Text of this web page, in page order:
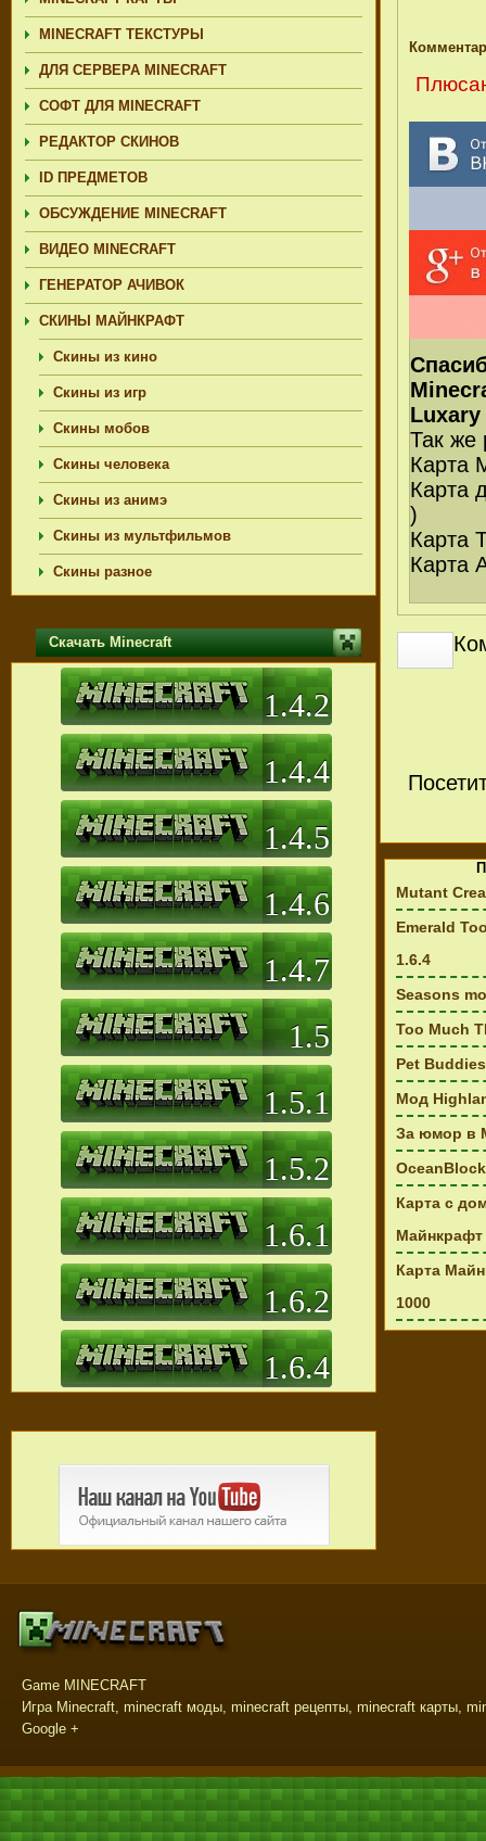
MINECRAFT ТЕКСТУРЫ
ДЛЯ СЕРВЕРА MINECRAFT
СОФТ ДЛЯ MINECRAFT
РЕДАКТОР СКИНОВ
ID ПРЕДМЕТОВ
ОБСУЖДЕНИЕ MINECRAFT
ВИДЕО MINECRAFT
ГЕНЕРАТОР АЧИВОК
СКИНЫ МАЙНКРАФТ
Скины из кино
Скины из игр
Скины мобов
Скины человека
Скины из анимэ
Скины из мультфильмов
Скины разное
Скачать Minecraft
1.4.2
1.4.4
1.4.5
1.4.6
1.4.7
1.5
1.5.1
1.5.2
1.6.1
1.6.2
1.6.4
Luxary
Так же
Карта
Карта
)
Карта
Карта
Mutant
Emerald
1.6.4
Seasons
Too Much
Pet
Мод
За юмор в
Карта с
Майнкрафт
Карта
1000
Game MINECRAFT
Игра Minecraft, minecraft моды, minecraft рецепты, minecraft карты,
Google +